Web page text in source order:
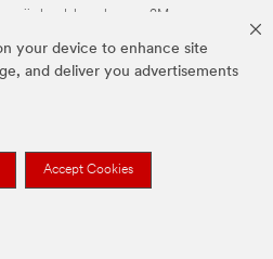
your device to enhance site
and deliver you advertisements
Accept Cookies
zijn handelsmerken van 3M.we